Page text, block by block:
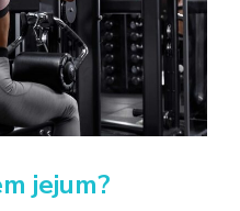
jejum?